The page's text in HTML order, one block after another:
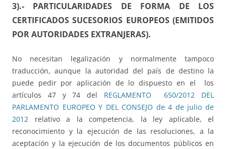
3).- PARTICULARIDADES DE FORMA DE LOS
CERTIFICADOS SUCESORIOS EUROPEOS (EMITIDOS
POR AUTORIDADES EXTRANJERAS).
No necesitan legalización y normalmente tampoco
traducción, aunque la autoridad del país de destino la
puede pedir por aplicación de lo dispuesto en el los
artículos 47 y 74 del REGLAMENTO 650/2012 DEL
PARLAMENTO EUROPEO Y DEL CONSEJO de 4 de julio de
2012 relativo a la competencia, la ley aplicable, el
reconocimiento y la ejecución de las resoluciones, a la
aceptación y la ejecución de los documentos públicos en